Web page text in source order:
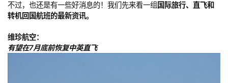
不过，也还是有一些好消息的！我们先来看一组 国际旅行、直飞和
转机回国航班的最新资讯。
维珍航空：
有望在7月底前恢复中英直飞